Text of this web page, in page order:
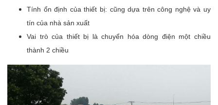
Tính ổn định của thiết bị: cũng dựa trên công nghệ và uy
tín của nhà sản xuất
Vai trò của thiết bị là chuyển hóa dòng điện một chiều
thành 2 chiều